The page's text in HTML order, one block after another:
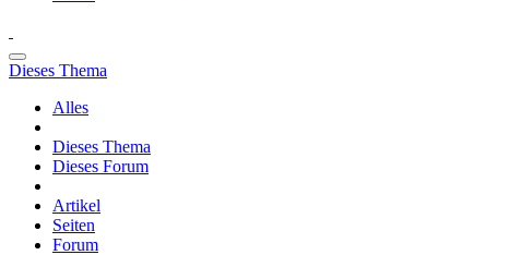
Dieses Thema
Alles
Dieses Thema
Dieses Forum
Artikel
Seiten
Forum